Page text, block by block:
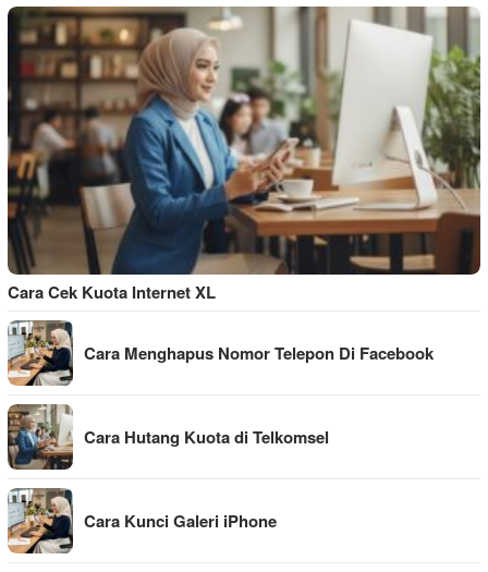
Cara Cek Kuota Internet XL
Cara Menghapus Nomor Telepon Di Facebook
Cara Hutang Kuota di Telkomsel
Cara Kunci Galeri iPhone